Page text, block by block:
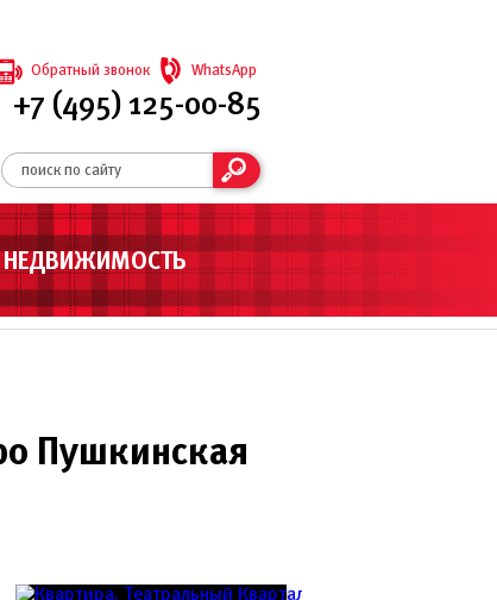
Обратный звонок WhatsApp
+7 (495) 125-00-85
НЕДВИЖИМОСТЬ
Пушкинская